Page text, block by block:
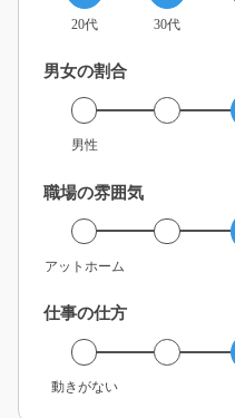
20代 30代
男女の割合
男性
職場の雰囲気
アットホーム
仕事の仕方
動きがない